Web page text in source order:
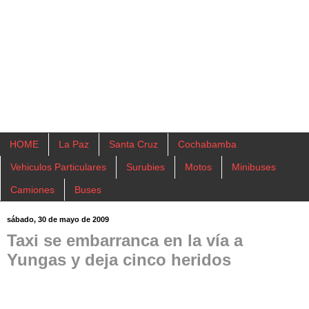
HOME La Paz Santa Cruz Cochabamba
Vehiculos Particulares Surubies Motos Minibuses
Camiones Buses
sábado, 30 de mayo de 2009
Taxi se embarranca en la vía a
Yungas y deja cinco heridos